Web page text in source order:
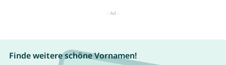
Finde weitere schöne Vornamen!